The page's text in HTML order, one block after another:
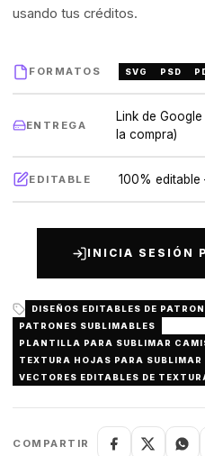
usando tus créditos.
FORMATOS SVG PSD
ENTREGA
Link de
la compra)
EDITABLE 100%
INICIA SESIÓN
DISEÑOS EDITABLES DE
PATRONES SUBLIMABLES
PLANTILLA PARA SUBLIMAR
TEXTURA HOJAS PARA SUBLIMAR
VECTORES EDITABLES DE
COMPARTIR